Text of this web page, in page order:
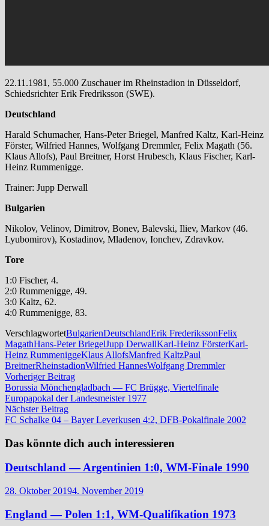
22.11.1981, 55.000 Zuschauer im Rheinstadion in Düsseldorf,
Schiedsrichter Erik Fredriksson (SWE).
Deutschland
Harald Schumacher, Hans-Peter Briegel, Manfred Kaltz, Karl-Heinz
Förster, Wilfried Hannes, Wolfgang Dremmler, Felix Magath (56.
Klaus Allofs), Paul Breitner, Horst Hrubesch, Klaus Fischer, Karl-
Heinz Rummenigge.
Trainer: Jupp Derwall
Bulgarien
Nikolov, Velinov, Dimitrov, Bonev, Balevski, Iliev, Markov (46.
Lyubomirov), Kostadinov, Mladenov, Ionchev, Zdravkov.
Tore
1:0 Fischer, 4.
2:0 Rummenigge, 49.
3:0 Kaltz, 62.
4:0 Rummenigge, 83.
VerschlagwortetBulgarienDeutschlandErik FrederikssonFelix
MagathHans-Peter BriegelJupp DerwallKarl-Heinz FörsterKarl-
Heinz RummeniggeKlaus AllofsManfred KaltzPaul
BreitnerRheinstadionWilfried HannesWolfgang Dremmler
Beitrags-
Navigation
Vorheriger BeitragVorheriger
Beitrag:
Borussia Mönchengladbach — FC Brügge, Viertelfinale
Europapokal der Landesmeister 1977
Nächster BeitragNächster
Beitrag:
FC Schalke 04 – Bayer Leverkusen 4:2, DFB-Pokalfinale 2002
Das könnte dich auch interessieren
Deutschland — Argentinien 1:0, WM-Finale 1990
28. Oktober 20194. November 2019
England — Polen 1:1, WM-Qualifikation 1973